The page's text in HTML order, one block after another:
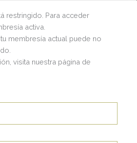
restringido. Para acceder
activa.
membresía actual puede no
visita nuestra página de